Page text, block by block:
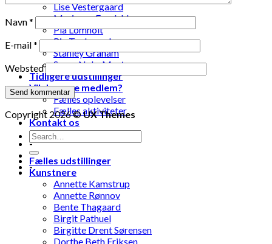
Lise Vestergaard
Marianne Engdahl
Pia Lomholt
Pia Teglgaard
Stanley Graham
Susse Nøhr Mastrup
Tidligere udstillinger
Vil du være medlem?
Fælles oplevelser
Fælles aktiviteter
Kontakt os
-
-
Navn*
E-mail*
Websted
Copyright 2026 ©UX Themes
Fælles udstillinger
Kunstnere
Annette Kamstrup
Annette Rønnov
Bente Thagaard
Birgit Pathuel
Birgitte Drent Sørensen
Dorthe Beth Eriksen